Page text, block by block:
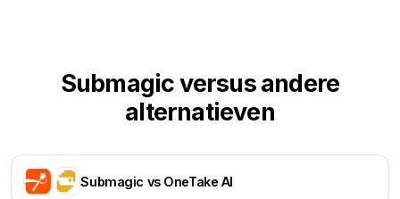
Submagic versus andere
alternatieven
Submagic vs OneTake AI